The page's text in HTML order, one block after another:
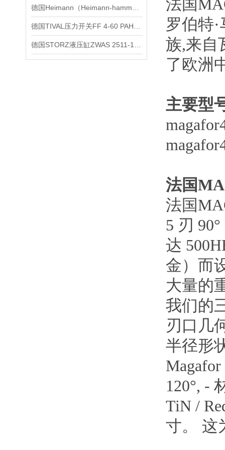
法国
罗伯特
族,来自
了欧洲
主要型
法国
法国
5 刃
达
金）而
大量的
我们的
刃口几
半径形
120°, -
TiN /
寸。 这